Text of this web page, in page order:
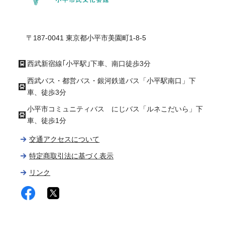
〒187-0041 東京都小平市美園町1-8-5
西武新宿線｢小平駅｣下車、南口徒歩3分
西武バス・都営バス・銀河鉄道バス「小平駅南口」下
車、徒歩3分
小平市コミュニティバス にじバス「ルネこだいら」下
車、徒歩1分
交通アクセスについて
特定商取引法に基づく表示
リンク
facebook